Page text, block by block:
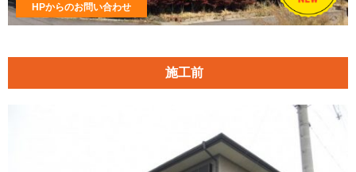
HPからのお問い合わせ
施工前